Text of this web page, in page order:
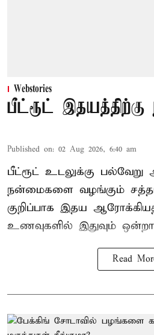
Webstories
பீட்ரூட் இதயத்திற்கு
Published on: 02 Aug 2026, 6:40 am
பீட்ரூட் உடலுக்கு பல்வேறு
நன்மைகளை வழங்கும்
குறிப்பாக இதய
உணவுகளில் இதுவும்
Read